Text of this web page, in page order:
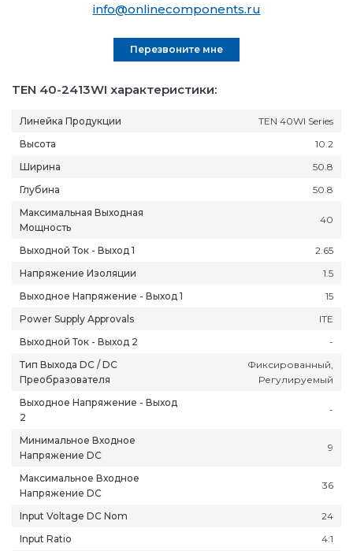
TEN 40-2413WI характеристики:
Линейка Продукции
TEN 40WI Series
Высота
10.2
Ширина
50.8
Глубина
50.8
Максимальная Выходная
Мощность
40
Выходной Ток - Выход 1
2.65
Напряжение Изоляции
1.5
Выходное Напряжение - Выход 1
15
Power Supply Approvals
ITE
Выходной Ток - Выход 2
-
Тип Выхода DC / DC
Преобразователя
Фиксированный,
Регулируемый
Выходное Напряжение - Выход
2
-
Минимальное Входное
Напряжение DC
9
Максимальное Входное
Напряжение DC
36
Input Voltage DC Nom
24
Input Ratio
4:1
info@onlinecomponents.ru
Перезвоните мне
Магнитогорск
Майкоп
Махачкала
Мурманск
Нижний Новгород
Самара
Саранск